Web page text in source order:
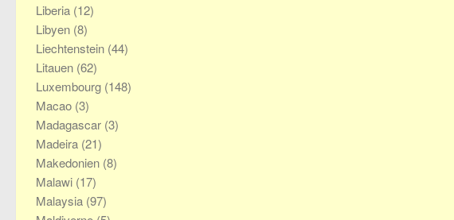
Liberia (12)
Libyen (8)
Liechtenstein (44)
Litauen (62)
Luxembourg (148)
Macao (3)
Madagascar (3)
Madeira (21)
Makedonien (8)
Malawi (17)
Malaysia (97)